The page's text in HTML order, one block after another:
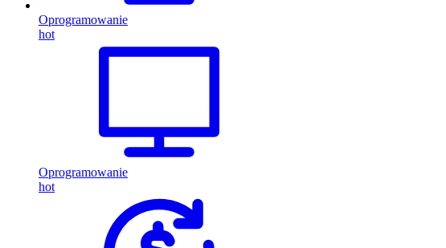
Oprogramowanie
hot
Oprogramowanie
hot